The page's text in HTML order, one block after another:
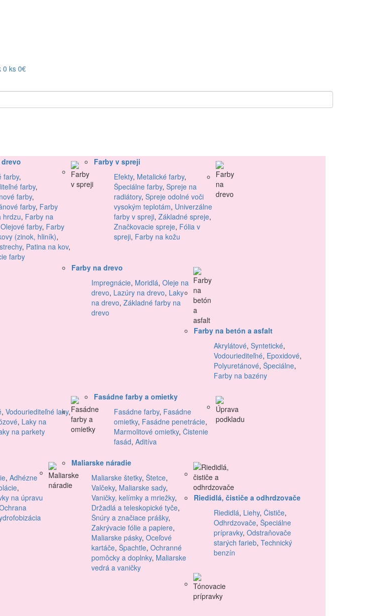
0 ks 0€
farby,
farby,
farby,
farby, Farby
hrdzu, Farby na
Olejové farby, Farby
(zinok, hliník),
, Patina na kov,
farby
Farby v spreji
Efekty, Metalické farby,
Špeciálne farby, Spreje na
radiátory, Spreje odolné voči
vysokým teplotám, Univerzálne
farby v spreji, Základné spreje,
Značkovacie spreje, Fólia v
spreji, Farby na kožu
Farby na drevo
Impregnácie, Moridlá, Oleje na
drevo, Lazúry na drevo, Laky
na drevo, Základné farby na
drevo
Farby na betón a asfalt
Akrylátové, Syntetické,
Vodouriediteľné, Epoxidové,
Polyuretánové, Špeciálne,
Farby na bazény
, Vodouriediteľné laky,
, Laky na
na parkety
Fasádne farby a omietky
Fasádne farby, Fasádne
omietky, Fasádne penetrácie,
Marmolitové omietky, Čistenie
fasád, Aditíva
, Adhézne
,
na úpravu
Maliarske náradie
Maliarske štetky, Štetce,
Valčeky, Maliarske sady,
Vaničky, kelímky a mriežky,
Držadlá a teleskopické tyče,
Šnúry a značiace prášky,
Zakrývacie fólie a papiere,
Maliarske pásky, Oceľové
kartáče, Špachtle, Ochranné
pomôcky a doplnky, Maliarske
vedrá a vaničky
Riedidlá, čističe a odhrdzovače
Riedidlá, Liehy, Čističe,
Odhrdzovače, Špeciálne
prípravky, Odstraňovače
starých farieb, Technický
benzín